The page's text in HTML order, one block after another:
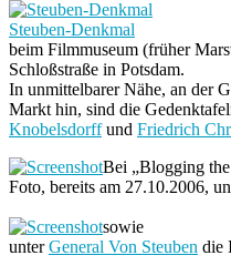
Steuben-Denkmal
beim Filmmuseum (früher
Schloßstraße in Potsdam.
In unmittelbarer Nähe, an der
Markt hin, sind die
Knobelsdorffund Friedrich
Bei „Blogging
Foto, bereits am 27.10.2006,
sowie
unterGeneral Von Steuben die